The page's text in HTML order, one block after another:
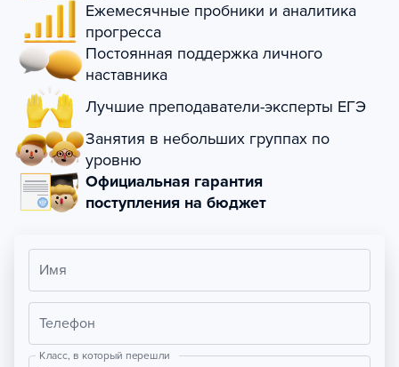
Ежемесячные пробники и аналитика
прогресса
Постоянная поддержка личного
наставника
Лучшие преподаватели-эксперты ЕГЭ
Занятия в небольших группах по
уровню
Официальная гарантия
поступления на бюджет
Имя
Телефон
Класс, в который перешли